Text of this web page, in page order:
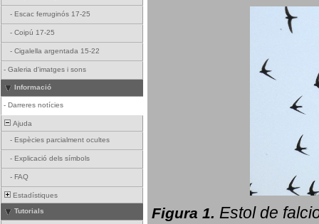
- Escac ferruginós 17-25
- Coipú 17-25
- Cigalella argentada 15-22
- Galeria d'imatges i sons
Informació
- Darreres notícies
Ajuda
- Espècies parcialment ocultes
- Explicació dels símbols
- FAQ
Estadístiques
Tutorials
Figura 1. Estol de